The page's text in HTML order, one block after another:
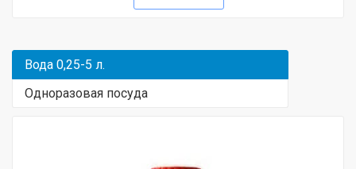
Вода 0,25-5 л.
Одноразовая посуда